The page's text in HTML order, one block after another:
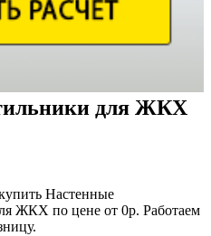
для ЖКХ
Настенные
ЖКХ по цене от 0р. Работаем